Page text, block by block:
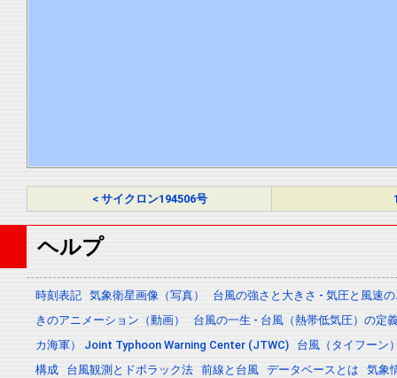
< サイクロン194506号
ヘルプ
時刻表記 気象衛星画像（写真）
台風の強さと大きさ - 気圧と風速
きのアニメーション（動画）
台風の一生 - 台風（熱帯低気圧）の定
カ海軍） Joint Typhoon Warning Center (JTWC)
台風（タイフーン
構成
台風観測とドボラック法 前線と台風 データベースとは 気象